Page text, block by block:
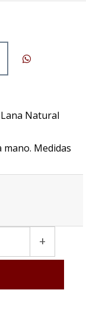
Natural
mano. Medidas
+